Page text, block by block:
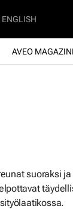
AVEO
ENGLISH
suoraksi